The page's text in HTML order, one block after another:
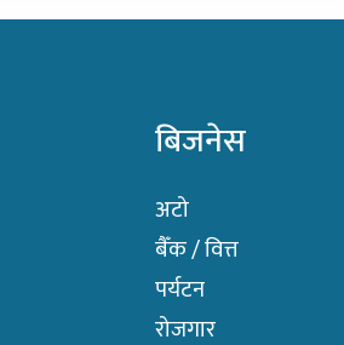
बिजनेस
अटो
बैँक / वित्त
पर्यटन
रोजगार